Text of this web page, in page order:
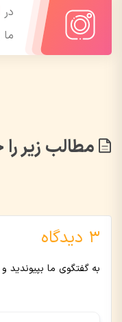
در
ما
مطالب زیر
3 دیدگاه
به گفتگوی ما بپیوندید